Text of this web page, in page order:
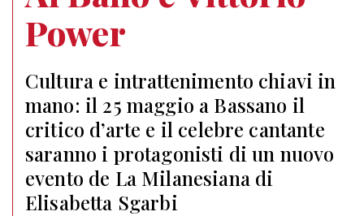
Power
Cultura e intrattenimento chiavi in
mano: il 25 maggio a Bassano il
critico d’arte e il celebre cantante
saranno i protagonisti di un nuovo
evento de La Milanesiana di
Elisabetta Sgarbi